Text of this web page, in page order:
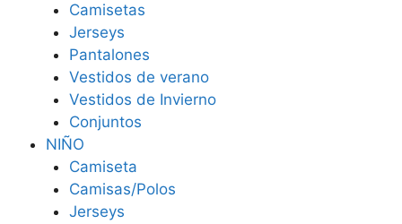
Camisetas
Jerseys
Pantalones
Vestidos de verano
Vestidos de Invierno
Conjuntos
NIÑO
Camiseta
Camisas/Polos
Jerseys